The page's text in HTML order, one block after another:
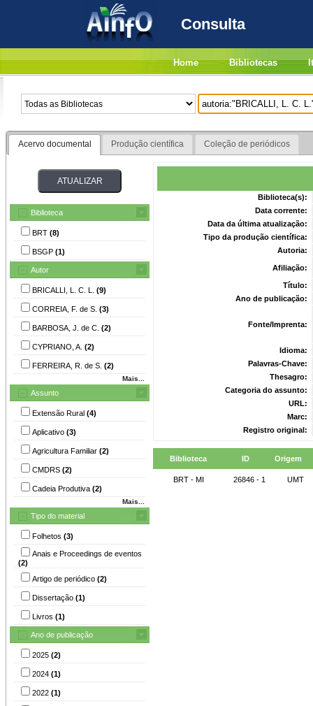
Consulta
Home Bibliotecas
Acervo documental Produção científica Coleção de periódicos
Biblioteca
BRT (8)
BSGP (1)
Autor
BRICALLI, L. C. L. (9)
CORREIA, F. de S. (3)
BARBOSA, J. de C. (2)
CYPRIANO, A. (2)
FERREIRA, R. de S. (2)
Mais...
Assunto
Extensão Rural (4)
Aplicativo (3)
Agricultura Familiar (2)
CMDRS (2)
Cadeia Produtiva (2)
Mais...
Tipo do material
Folhetos (3)
Anais e Proceedings de eventos
(2)
Artigo de periódico (2)
Dissertação (1)
Livros (1)
Ano de publicação
2025 (2)
2024 (1)
2022 (1)
Biblioteca(s):
Data corrente:
Data da última atualização:
Tipo da produção científica:
Autoria:
Afiliação:
Título:
Ano de publicação:
Fonte/Imprenta:
Idioma:
Palavras-Chave:
Thesagro:
Categoria do assunto:
URL:
Marc:
Registro original:
Biblioteca ID Origem
BRT - MI 26846 - 1 UMT